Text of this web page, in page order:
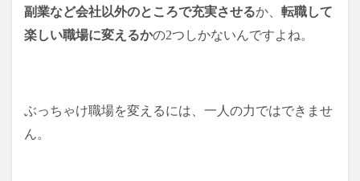
副業など会社以外のところで充実させるか、 転職して
楽しい職場に変えるかの2つしかないんですよね。
ぶっちゃけ職場を変えるには、一人の力ではできませ
ん。